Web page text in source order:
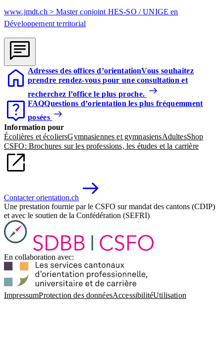
www.jmdt.ch > Master conjoint HES-SO / UNIGE en
Développement territorial
Adresses des offices d’orientationVous souhaitez
prendre rendez-vous pour une consultation et
recherchez l’office le plus proche.
FAQQuestions d’orientation les plus fréquemment
posées
Information pour
Écolières et écoliersGymnasiennes et gymnasiensAdultesShop
CSFO: Brochures sur les professions, les études et la carrière
Contacter orientation.ch
Une prestation fournie par le CSFO sur mandat des cantons (CDIP)
et avec le soutien de la Confédération (SEFRI)
En collaboration avec:
ImpressumProtection des donnéesAccessibilitéUtilisation